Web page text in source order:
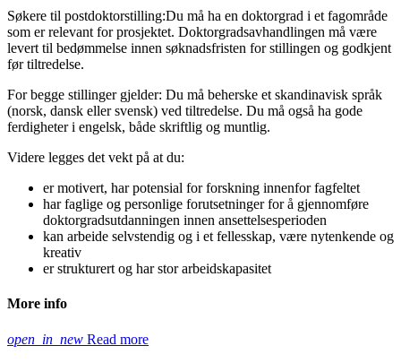
Søkere til postdoktorstilling:Du må ha en doktorgrad i et fagområde
som er relevant for prosjektet. Doktorgradsavhandlingen må være
levert til bedømmelse innen søknadsfristen for stillingen og godkjent
før tiltredelse.
For begge stillinger gjelder: Du må beherske et skandinavisk språk
(norsk, dansk eller svensk) ved tiltredelse. Du må også ha gode
ferdigheter i engelsk, både skriftlig og muntlig.
Videre legges det vekt på at du:
er motivert, har potensial for forskning innenfor fagfeltet
har faglige og personlige forutsetninger for å gjennomføre
doktorgradsutdanningen innen ansettelsesperioden
kan arbeide selvstendig og i et fellesskap, være nytenkende og
kreativ
er strukturert og har stor arbeidskapasitet
More info
open_in_new Read more